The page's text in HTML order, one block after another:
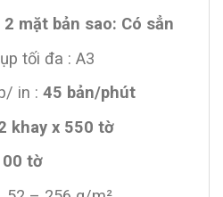
mặt bản sao: Có sẳn
tối đa : A3
in : 45 bản/phút
khay x 550 tờ
tờ